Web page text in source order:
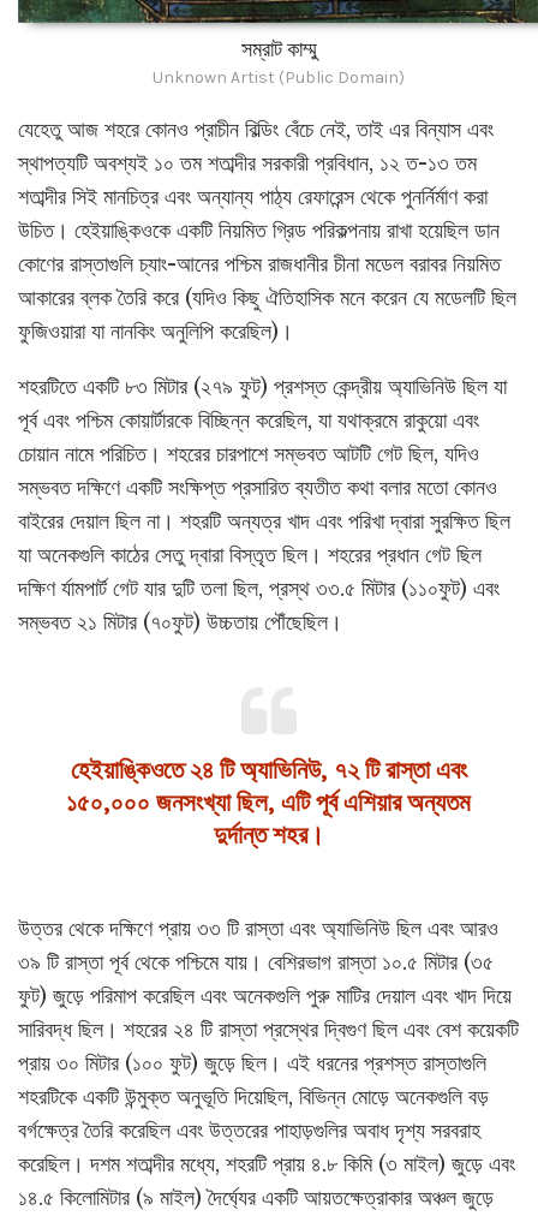
সম্রাট কাম্মু
Unknown Artist (Public Domain)
যেহেতু আজ শহরে কোনও প্রাচীন বিল্ডিং বেঁচে নেই, তাই এর বিন্যাস এবং
স্থাপত্যটি অবশ্যই ১০ তম শতাব্দীর সরকারী প্রবিধান, ১২ ত-১৩ তম
শতাব্দীর সিই মানচিত্র এবং অন্যান্য পাঠ্য রেফারেন্স থেকে পুনর্নির্মাণ করা
উচিত। হেইয়াঙ্কিওকে একটি নিয়মিত গ্রিড পরিকল্পনায় রাখা হয়েছিল ডান
কোণের রাস্তাগুলি চ্যাং-আনের পশ্চিম রাজধানীর চীনা মডেল বরাবর নিয়মিত
আকারের ব্লক তৈরি করে (যদিও কিছু ঐতিহাসিক মনে করেন যে মডেলটি ছিল
ফুজিওয়ারা যা নানকিং অনুলিপি করেছিল)।
শহরটিতে একটি ৮৩ মিটার (২৭৯ ফুট) প্রশস্ত কেন্দ্রীয় অ্যাভিনিউ ছিল যা
পূর্ব এবং পশ্চিম কোয়ার্টারকে বিচ্ছিন্ন করেছিল, যা যথাক্রমে রাকুয়ো এবং
চোয়ান নামে পরিচিত। শহরের চারপাশে সম্ভবত আটটি গেট ছিল, যদিও
সম্ভবত দক্ষিণে একটি সংক্ষিপ্ত প্রসারিত ব্যতীত কথা বলার মতো কোনও
বাইরের দেয়াল ছিল না। শহরটি অন্যত্র খাদ এবং পরিখা দ্বারা সুরক্ষিত ছিল
যা অনেকগুলি কাঠের সেতু দ্বারা বিস্তৃত ছিল। শহরের প্রধান গেট ছিল
দক্ষিণ র্যামপার্ট গেট যার দুটি তলা ছিল, প্রস্থ ৩৩.৫ মিটার (১১০ফুট) এবং
সম্ভবত ২১ মিটার (৭০ফুট) উচ্চতায় পৌঁছেছিল।
হেইয়াঙ্কিওতে ২৪ টি অ্যাভিনিউ, ৭২ টি রাস্তা এবং
১৫০,০০০ জনসংখ্যা ছিল, এটি পূর্ব এশিয়ার অন্যতম
দুর্দান্ত শহর।
উত্তর থেকে দক্ষিণে প্রায় ৩৩ টি রাস্তা এবং অ্যাভিনিউ ছিল এবং আরও
৩৯ টি রাস্তা পূর্ব থেকে পশ্চিমে যায়। বেশিরভাগ রাস্তা ১০.৫ মিটার (৩৫
ফুট) জুড়ে পরিমাপ করেছিল এবং অনেকগুলি পুরু মাটির দেয়াল এবং খাদ দিয়ে
সারিবদ্ধ ছিল। শহরের ২৪ টি রাস্তা প্রস্থের দ্বিগুণ ছিল এবং বেশ কয়েকটি
প্রায় ৩০ মিটার (১০০ ফুট) জুড়ে ছিল। এই ধরনের প্রশস্ত রাস্তাগুলি
শহরটিকে একটি উন্মুক্ত অনুভূতি দিয়েছিল, বিভিন্ন মোড়ে অনেকগুলি বড়
বর্গক্ষেত্র তৈরি করেছিল এবং উত্তরের পাহাড়গুলির অবাধ দৃশ্য সরবরাহ
করেছিল। দশম শতাব্দীর মধ্যে, শহরটি প্রায় ৪.৮ কিমি (৩ মাইল) জুড়ে এবং
১৪.৫ কিলোমিটার (৯ মাইল) দৈর্ঘ্যের একটি আয়তক্ষেত্রাকার অঞ্চল জুড়ে